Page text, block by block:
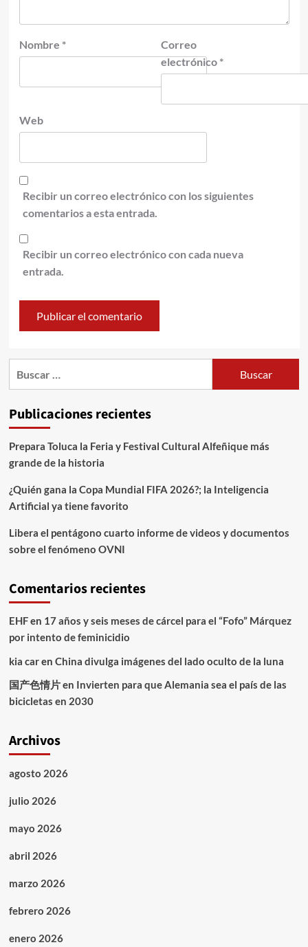
Nombre *
Correo
electrónico *
Web
Recibir un correo electrónico con los siguientes
comentarios a esta entrada.
Recibir un correo electrónico con cada nueva
entrada.
Publicaciones recientes
Prepara Toluca la Feria y Festival Cultural Alfeñique más
grande de la historia
¿Quién gana la Copa Mundial FIFA 2026?; la Inteligencia
Artificial ya tiene favorito
Libera el pentágono cuarto informe de videos y documentos
sobre el fenómeno OVNI
Comentarios recientes
EHFen 17 años y seis meses de cárcel para el “Fofo” Márquez
por intento de feminicidio
kia caren China divulga imágenes del lado oculto de la luna
国产色情片en Invierten para que Alemania sea el país de las
bicicletas en 2030
Archivos
agosto 2026
julio 2026
mayo 2026
abril 2026
marzo 2026
febrero 2026
enero 2026